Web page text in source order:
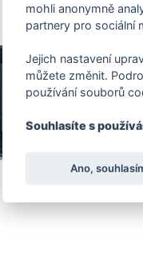
mohli anonymně
partnery pro sociální
Jejich nastavení
můžete změnit.
používání souborů
Souhlasíte s
Ano,